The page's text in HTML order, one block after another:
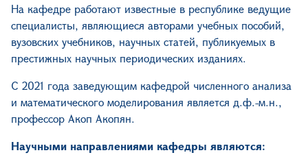
На кафедре работают известные в республике ведущие
специалисты, являющиеся авторами учебных пособий,
вузовских учебников, научных статей, публикуемых в
престижных научных периодических изданиях.
С 2021 года заведующим кафедрой численного анализа
и математического моделирования является д.ф.-м.н.,
профессор Акоп Акопян.
Научными направлениями кафедры являются: